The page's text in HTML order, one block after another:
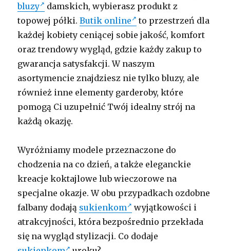
bluzy
damskich, wybierasz produkt z
topowej półki.Butik online
to przestrzeń dla
każdej kobiety ceniącej sobie jakość, komfort
oraz trendowy wygląd, gdzie każdy zakup to
gwarancja satysfakcji. W naszym
asortymencie znajdziesz nie tylko bluzy, ale
również inne elementy garderoby, które
pomogą Ci uzupełnić Twój idealny strój na
każdą okazję.
Wyróżniamy modele przeznaczone do
chodzenia na co dzień, a także eleganckie
kreacje koktajlowe lub wieczorowe na
specjalne okazje. W obu przypadkach ozdobne
falbany dodają sukienkom
wyjątkowości i
atrakcyjności, która bezpośrednio przekłada
się na wygląd stylizacji. Co dodaje